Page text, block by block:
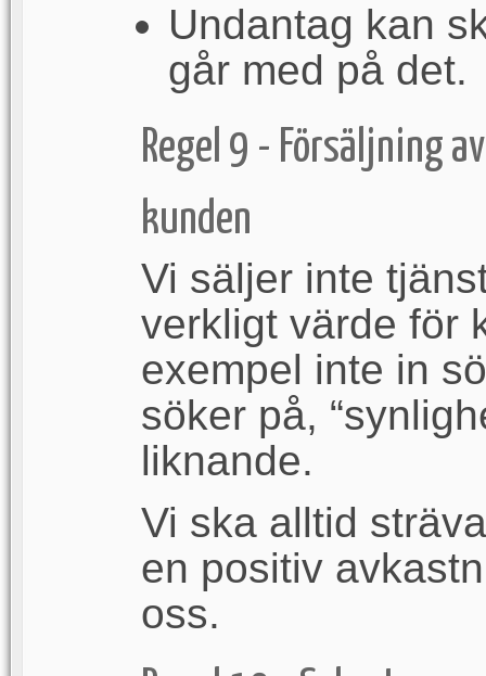
Undantag kan
går med på det.
Regel 9 - Försäljning
kunden
Vi säljer inte
verkligt värde för
exempel inte in
söker på,
liknande.
Vi ska alltid
en positiv
oss.